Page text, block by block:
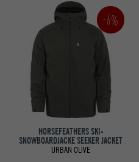
-6%
HORSEFEATHERS SKI-
SNOWBOARDJACKE SEEKER JACKET
URBAN OLIVE